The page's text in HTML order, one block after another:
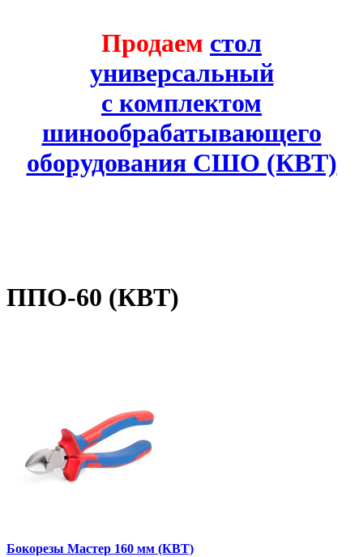
Продаем стол
универсальный
с комплектом
шинообрабатывающего
оборудования СШО (КВТ)
ППО-60 (КВТ)
Бокорезы Мастер 160 мм (КВТ)